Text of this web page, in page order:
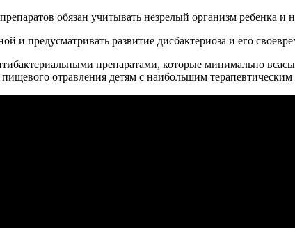
обязан учитывать незрелый организм ребенка
и предусматривать развитие дисбактериоза и его
препаратами, которые минимально
отравления детям с наибольшим